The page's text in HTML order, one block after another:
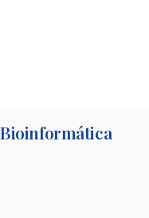
Bioinformática